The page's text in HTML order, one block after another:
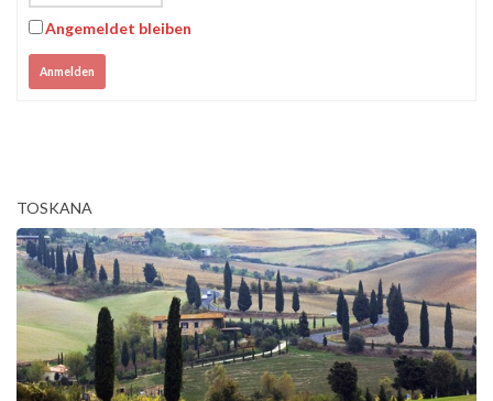
Angemeldet bleiben
Anmelden
TOSKANA